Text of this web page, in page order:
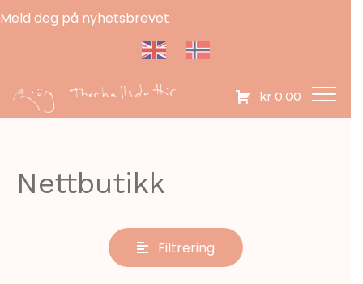
Meld deg på nyhetsbrevet
kr 0,00
Nettbutikk
Filtrering